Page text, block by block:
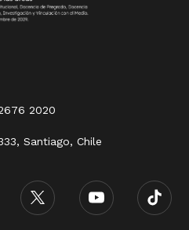
2020
Santiago, Chile